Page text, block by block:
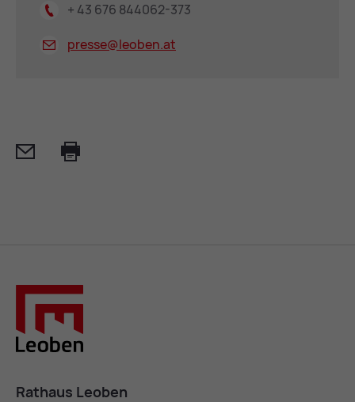
+ 43 676 844062-373
presse@leoben.at
Mail
Rathaus Leoben